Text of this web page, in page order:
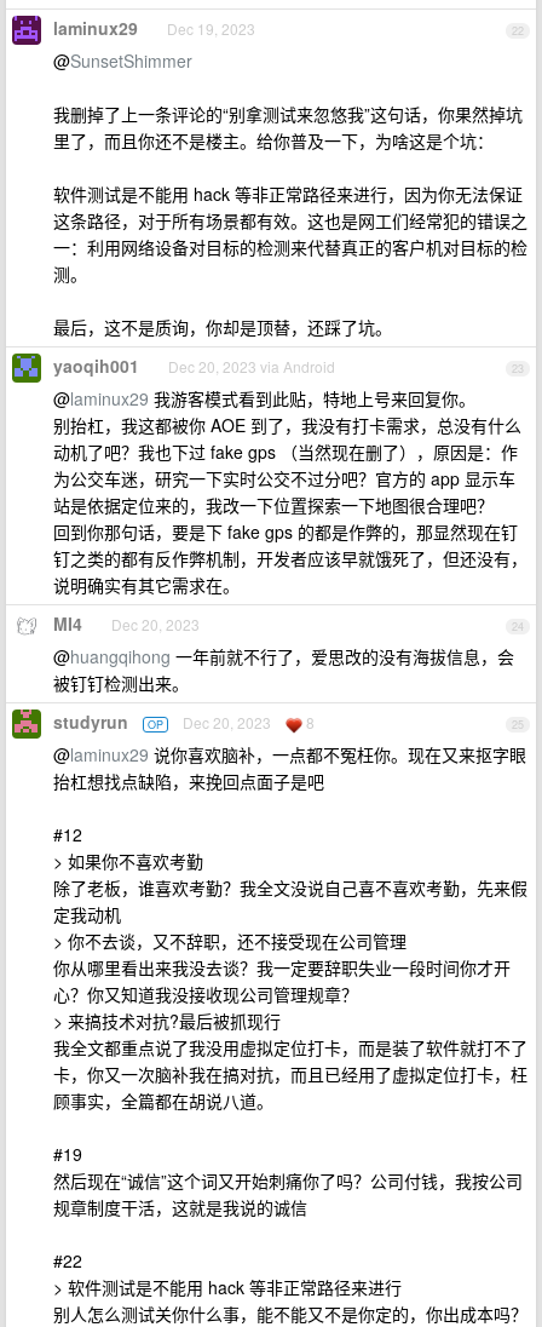
22
laminux29 Dec 19, 2023
@SunsetShimmer
我删掉了上一条评论的“别拿测试来忽悠我”这句话，你果然掉坑
里了，而且你还不是楼主。给你普及一下，为啥这是个坑：
软件测试是不能用 hack 等非正常路径来进行，因为你无法保证
这条路径，对于所有场景都有效。这也是网工们经常犯的错误之
一：利用网络设备对目标的检测来代替真正的客户机对目标的检
测。
最后，这不是质询，你却是顶替，还踩了坑。
23
yaoqih001 Dec 20, 2023 via Android
@laminux29 我游客模式看到此贴，特地上号来回复你。
别抬杠，我这都被你 AOE 到了，我没有打卡需求，总没有什么
动机了吧？我也下过 fake gps （当然现在删了），原因是：作
为公交车迷，研究一下实时公交不过分吧？官方的 app 显示车
站是依据定位来的，我改一下位置探索一下地图很合理吧？
回到你那句话，要是下 fake gps 的都是作弊的，那显然现在钉
钉之类的都有反作弊机制，开发者应该早就饿死了，但还没有，
说明确实有其它需求在。
24
MI4 Dec 20, 2023
@huangqihong 一年前就不行了，爱思改的没有海拔信息，会
被钉钉检测出来。
25
studyrun OP Dec 20, 2023 8
@laminux29 说你喜欢脑补，一点都不冤枉你。现在又来抠字眼
抬杠想找点缺陷，来挽回点面子是吧
#12
> 如果你不喜欢考勤
除了老板，谁喜欢考勤？我全文没说自己喜不喜欢考勤，先来假
定我动机
> 你不去谈，又不辞职，还不接受现在公司管理
你从哪里看出来我没去谈？我一定要辞职失业一段时间你才开
心？你又知道我没接收现公司管理规章？
> 来搞技术对抗?最后被抓现行
我全文都重点说了我没用虚拟定位打卡，而是装了软件就打不了
卡，你又一次脑补我在搞对抗，而且已经用了虚拟定位打卡，枉
顾事实，全篇都在胡说八道。
#19
然后现在“诚信”这个词又开始刺痛你了吗？公司付钱，我按公司
规章制度干活，这就是我说的诚信
#22
> 软件测试是不能用 hack 等非正常路径来进行
别人怎么测试关你什么事，能不能又不是你定的，你出成本吗？